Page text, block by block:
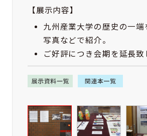
【展示内容】
九州産業大学の歴史の一端
写真などで紹介。
ご好評につき会期を延長致